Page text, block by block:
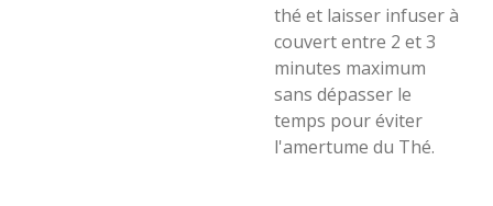
thé et laisser infuser à
couvert entre 2 et 3
minutes maximum
sans dépasser le
temps pour éviter
l'amertume du Thé.